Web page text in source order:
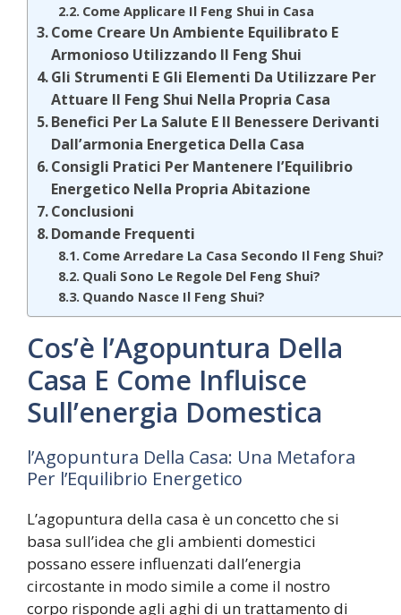
Come Applicare Il Feng Shui in Casa
Come Creare Un Ambiente Equilibrato E
Armonioso Utilizzando Il Feng Shui
Gli Strumenti E Gli Elementi Da Utilizzare Per
Attuare Il Feng Shui Nella Propria Casa
Benefici Per La Salute E Il Benessere Derivanti
Dall’armonia Energetica Della Casa
Consigli Pratici Per Mantenere l’Equilibrio
Energetico Nella Propria Abitazione
Conclusioni
Domande Frequenti
Come Arredare La Casa Secondo Il Feng Shui?
Quali Sono Le Regole Del Feng Shui?
Quando Nasce Il Feng Shui?
Cos’è l’Agopuntura Della
Casa E Come Influisce
Sull’energia Domestica
l’Agopuntura Della Casa: Una Metafora
Per l’Equilibrio Energetico
L’agopuntura della casa è un concetto che si
basa sull’idea che gli ambienti domestici
possano essere influenzati dall’energia
circostante in modo simile a come il nostro
corpo risponde agli aghi di un trattamento di